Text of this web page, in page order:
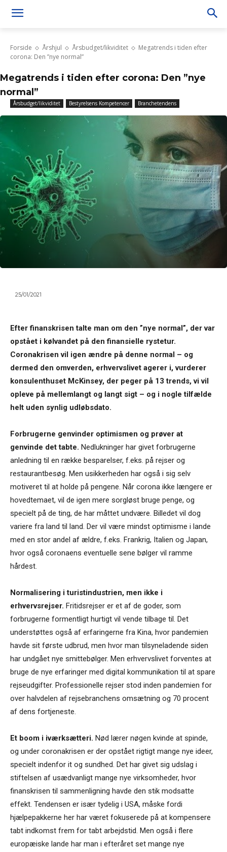
Forside Årshjul Årsbudget/likviditet
Megatrends i tiden efter
corona: Den ”nye normal”
Megatrends i tiden efter corona: Den ”nye
normal”
Årsbudget/likviditet Bestyrelsens Kompetencer Branchetendens
25/01/2021
Efter finanskrisen talte man om den ”nye normal”, der var
opstået i kølvandet på den finansielle rystetur.
Coronakrisen vil igen ændre på denne normal – og
dermed den omverden, erhvervslivet agerer i, vurderer
konsulenthuset McKinsey, der peger på 13 trends, vi vil
opleve på mellemlangt og langt sigt – og i nogle tilfælde
helt uden synlig udløbsdato.
Forbrugerne genvinder optimismen og prøver at
genvinde det tabte. Nedlukninger har givet forbrugerne
anledning til en række besparelser, f.eks. på rejser og
restaurantbesøg. Men usikkerheden har også i sig selv
motiveret til at holde på pengene. Når corona ikke længere er
hovedtemaet, vil de igen mere sorgløst bruge penge, og
specielt på de ting, de har måttet undvære. Billedet vil dog
variere fra land til land. Der vil være mindst optimisme i lande
med en stor andel af ældre, f.eks. Frankrig, Italien og Japan,
hvor også coronaens eventuelle sene bølger vil ramme
hårdest.
Normalisering i turistindustrien, men ikke i
erhvervsrejser. Fritidsrejser er et af de goder, som
forbrugerne formentligt hurtigt vil vende tilbage til. Det
understøttes også af erfaringerne fra Kina, hvor pandemien
havde sit første udbrud, men hvor man tilsyneladende siden
har undgået nye smittebølger. Men erhvervslivet forventes at
bruge de nye erfaringer med digital kommunikation til at spare
rejseudgifter. Professionelle rejser stod inden pandemien for
over halvdelen af rejsebranchens omsætning og 70 procent
af dens fortjeneste.
Et boom i iværksætteri. Nød lærer nøgen kvinde at spinde,
og under coronakrisen er der opstået rigtigt mange nye ideer,
specielt indenfor it og sundhed. Det har givet sig udslag i
stiftelsen af usædvanligt mange nye virksomheder, hvor
finanskrisen til sammenligning havde den stik modsatte
effekt. Tendensen er især tydelig i USA, måske fordi
hjælpepakkerne her har været fokuserede på at kompensere
tabt indkomst frem for tabt arbejdstid. Men også i flere
europæiske lande har man i efteråret set mange nye